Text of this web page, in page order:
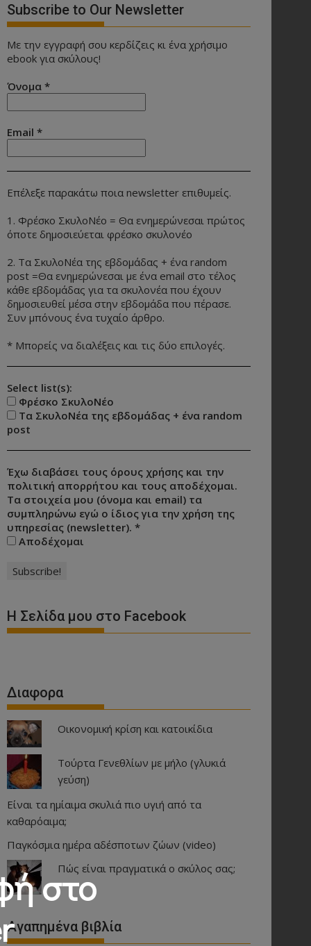
Subscribe to Our Newsletter
Με την εγγραφή σου κερδίζεις κι ένα χρήσιμο
ebook για σκύλους!
Όνομα *
Email *
Επέλεξε παρακάτω ποια newsletter επιθυμείς.
1. Φρέσκο ΣκυλοΝέο = Θα ενημερώνεσαι πρώτος
όποτε δημοσιεύεται φρέσκο σκυλονέο
2. Τα ΣκυλοΝέα της εβδομάδας + ένα random
post =Θα ενημερώνεσαι με ένα email στο τέλος
κάθε εβδομάδας για τα σκυλονέα που έχουν
δημοσιευθεί μέσα στην εβδομάδα που πέρασε.
Συν μπόνους ένα τυχαίο άρθρο.
* Μπορείς να διαλέξεις και τις δύο επιλογές.
Select list(s):
Φρέσκο ΣκυλοΝέο
Τα ΣκυλοΝέα της εβδομάδας + ένα random
post
Έχω διαβάσει τους όρους χρήσης και την
πολιτική απορρήτου και τους αποδέχομαι.
Τα στοιχεία μου (όνομα και email) τα
συμπληρώνω εγώ ο ίδιος για την χρήση της
υπηρεσίας (newsletter). *
Αποδέχομαι
Η Σελίδα μου στο Facebook
Διαφορα
Οικονομική κρίση και κατοικίδια
Τούρτα Γενεθλίων με μήλο (γλυκιά
γεύση)
Είναι τα ημίαιμα σκυλιά πιο υγιή από τα
καθαρόαιμα;
Παγκόσμια ημέρα αδέσποτων ζώων (video)
Πώς είναι πραγματικά ο σκύλος σας;
Αγαπημένα βιβλία
στο